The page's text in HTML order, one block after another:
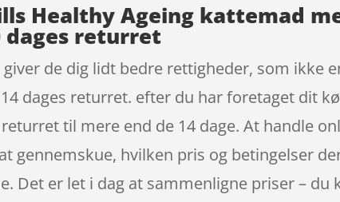
Healthy Ageing kattemad
dages returret
de dig lidt bedre rettigheder, som ikke
dages returret. efter du har foretaget dit
til mere end de 14 dage. At handle
gennemskue, hvilken pris og betingelser
Det er let i dag at sammenligne priser – du